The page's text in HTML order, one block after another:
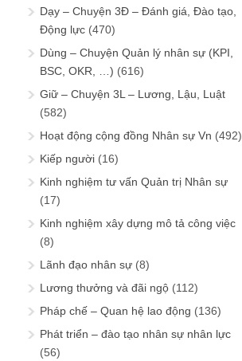
Dạy – Chuyện 3Đ – Đánh giá, Đào tạo,
Động lực (470)
Dùng – Chuyện Quản lý nhân sự (KPI,
BSC, OKR, …) (616)
Giữ – Chuyện 3L – Lương, Lậu, Luật
(582)
Hoạt động cộng đồng Nhân sự Vn (492)
Kiếp người (16)
Kinh nghiệm tư vấn Quản trị Nhân sự
(17)
Kinh nghiệm xây dựng mô tả công việc
(8)
Lãnh đạo nhân sự (8)
Lương thưởng và đãi ngộ (112)
Pháp chế – Quan hệ lao động (136)
Phát triển – đào tạo nhân sự nhân lực
(56)